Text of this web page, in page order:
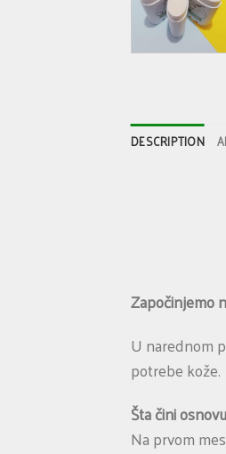
DESCRIPTION
Započinjemo
U narednom
potrebe kože.
Šta čini
Na prvom